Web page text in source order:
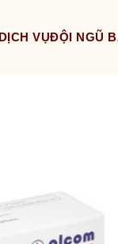
DỊCH VỤĐỘI NGŨ